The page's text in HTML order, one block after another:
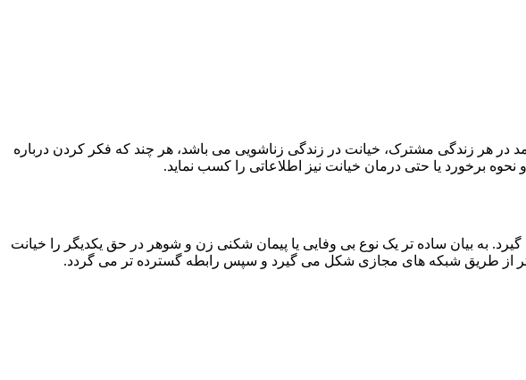
در هر زندگی مشترک، خیانت در زندگی زناشویی می باشد، هر چند که فکر کردن درباره
برخورد یا حتی درمان خیانت نیز اطلاعاتی را کسب نماید.
به بیان ساده تر یک نوع بی وفایی یا پیمان شکنی زن و شوهر در حق یکدیگر را خیانت
از طریق شبکه های مجازی شکل می گیرد و سپس رابطه گسترده تر می گردد.